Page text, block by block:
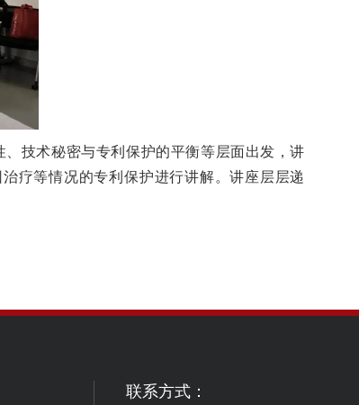
技术秘密与专利保护的平衡等层面出发，讲
疗等情况的专利保护进行讲解。讲座层层递
联系方式：